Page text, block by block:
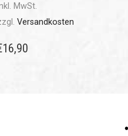
MwSt.
Versandkosten
16,90